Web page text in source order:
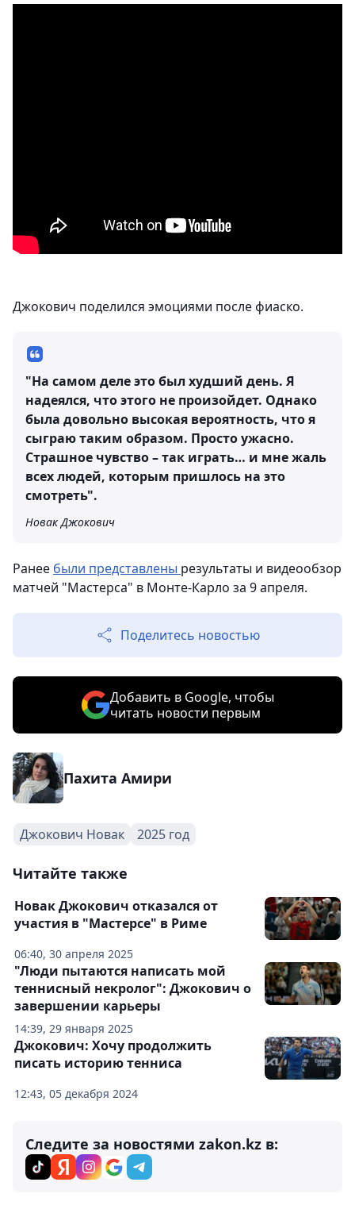
Джокович поделился эмоциями после фиаско.
"На самом деле это был худший день. Я
надеялся, что этого не произойдет. Однако
была довольно высокая вероятность, что я
сыграю таким образом. Просто ужасно.
Страшное чувство – так играть… и мне жаль
всех людей, которым пришлось на это
смотреть".
Новак Джокович
Ранее были представлены результаты и видеообзор
матчей "Мастерса" в Монте-Карло за 9 апреля.
Поделитесь новостью
Добавить в Google, чтобы
читать новости первым
Пахита Амири
Джокович Новак 2025 год
Читайте также
06:40, 30 апреля 2025
Новак Джокович отказался от
участия в "Мастерсе" в Риме
14:39, 29 января 2025
"Люди пытаются написать мой
теннисный некролог": Джокович о
завершении карьеры
12:43, 05 декабря 2024
Джокович: Хочу продолжить
писать историю тенниса
Следите за новостями zakon.kz в: